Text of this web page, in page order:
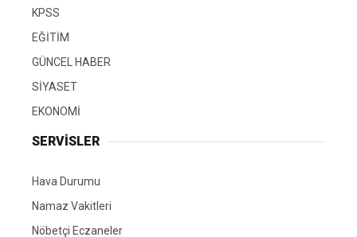
KPSS
EĞİTİM
GÜNCEL HABER
SİYASET
EKONOMİ
SERVİSLER
Hava Durumu
Namaz Vakitleri
Nöbetçi Eczaneler